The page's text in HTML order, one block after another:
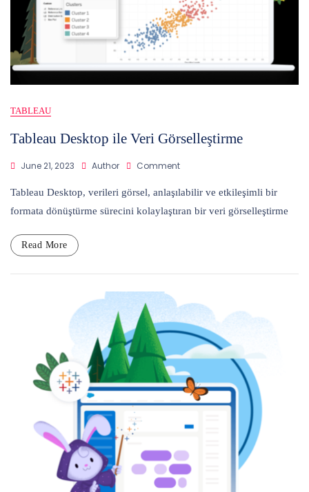
TABLEAU
Tableau Desktop ile Veri Görselleştirme
June 21, 2023 Author CommentOn
Desktop
Veri
Tableau Desktop, verileri görsel, anlaşılabilir ve etkileşimli bir
formata dönüştürme sürecini kolaylaştıran bir veri görselleştirme
Read More